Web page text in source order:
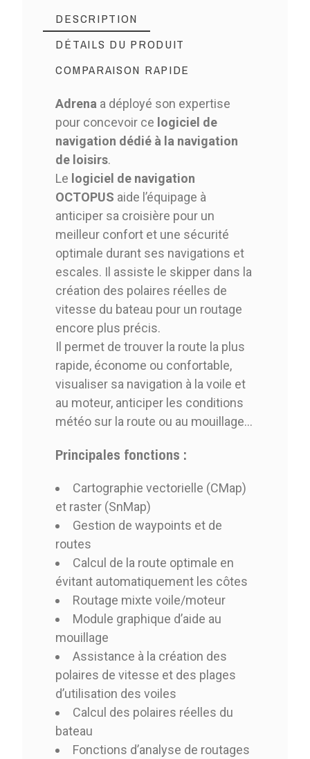
DESCRIPTION
DÉTAILS DU PRODUIT
COMPARAISON RAPIDE
Adrena a déployé son expertise
pour concevoir ce logiciel de
navigation dédié à la navigation
de loisirs.
Le logiciel de navigation
OCTOPUS aide l’équipage à
anticiper sa croisière pour un
meilleur confort et une sécurité
optimale durant ses navigations et
escales. Il assiste le skipper dans la
création des polaires réelles de
vitesse du bateau pour un routage
encore plus précis.
Il permet de trouver la route la plus
rapide, économe ou confortable,
visualiser sa navigation à la voile et
au moteur, anticiper les conditions
météo sur la route ou au mouillage…
Principales fonctions :
Cartographie vectorielle (CMap)
et raster (SnMap)
Gestion de waypoints et de
routes
Calcul de la route optimale en
évitant automatiquement les côtes
Routage mixte voile/moteur
Module graphique d’aide au
mouillage
Assistance à la création des
polaires de vitesse et des plages
d’utilisation des voiles
Calcul des polaires réelles du
bateau
Fonctions d’analyse de routages